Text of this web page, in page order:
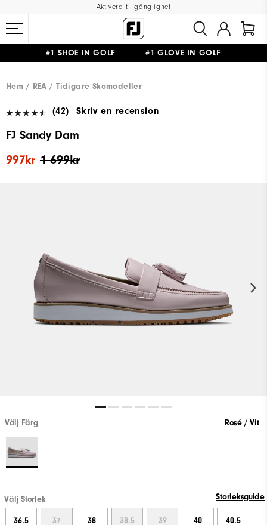
Aktivera tillgänglighet
#1 SHOE IN GOLF #1 GLOVE IN GOLF
Hem
REA Tidigare Skomodeller
(42) Skriv en recension
FJ Sandy Dam
1 699kr
997kr
Välj Färg Rosé / Vit
Välj Storlek Storleksguide
36.5 37 38 38.5 39 40 40.5